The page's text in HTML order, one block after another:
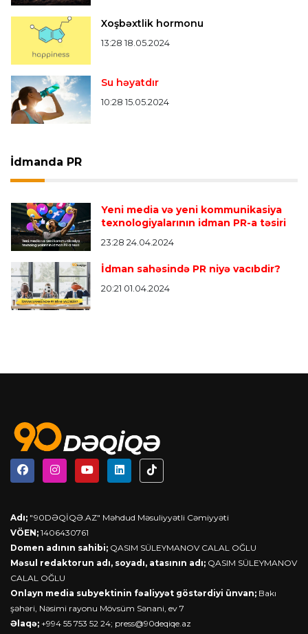
Xoşbəxtlik hormonu
13:28 18.05.2024
Su həyatdır
10:28 15.05.2024
İdmanda PR
Yeni media və yeni kommunikasiya
texnologiyalarının idman PR-a təsiri
23:28 24.04.2024
İdman sahəsində PR niyə vacıbdir?
20:21 01.04.2024
Adı; "90DƏQİQƏ.AZ" Məhdud Məsuliyyətli Cəmiyyəti
VÖEN; 1406430761
Domen adının sahibi; QASIM SÜLEYMANOV CALAL OĞLU
Məsul redaktorun adı, soyadı, atasının adı; QASIM SÜLEYMANOV
CALAL OĞLU
Onlayn media subyektinin fəaliyyət göstərdiyi ünvan; Bakı
şəhəri, Nəsimi rayonu Mövsüm Sənani, ev 7
Əlaqə; +994 55 753 52 24; press@90deqiqe.az